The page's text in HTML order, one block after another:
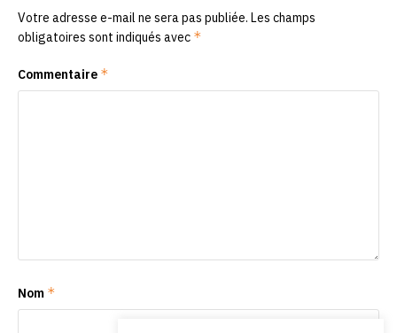
Votre adresse e-mail ne sera pas publiée. Les champs
obligatoires sont indiqués avec *
Commentaire *
Nom *